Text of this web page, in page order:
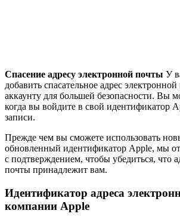
Спасение адресу электронной почты У
добавить спасательное адрес
аккаунту для большей безопасности. Вы
когда вы войдите в свой идентификатор
записи.
Прежде чем вы сможете использовать
обновленный идентификатор Apple, мы
с подтверждением, чтобы убедиться, что
почты принадлежит вам.
Идентификатор адреса
компании Apple